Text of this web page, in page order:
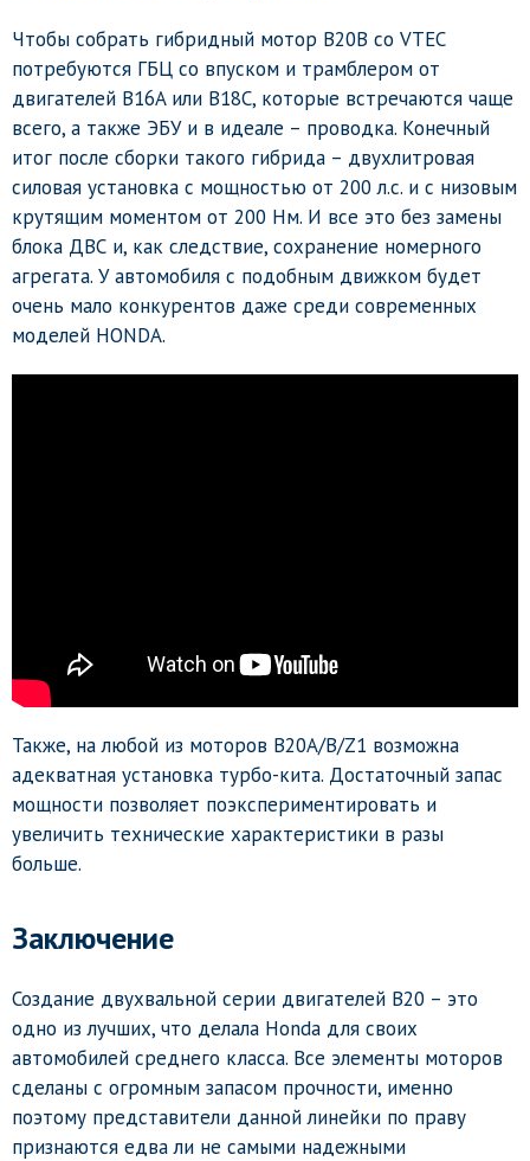
Чтобы собрать гибридный мотор B20B со VTEC
потребуются ГБЦ со впуском и трамблером от
двигателей B16A или B18C, которые встречаются чаще
всего, а также ЭБУ и в идеале – проводка. Конечный
итог после сборки такого гибрида – двухлитровая
силовая установка с мощностью от 200 л.с. и с низовым
крутящим моментом от 200 Нм. И все это без замены
блока ДВС и, как следствие, сохранение номерного
агрегата. У автомобиля с подобным движком будет
очень мало конкурентов даже среди современных
моделей HONDA.
Также, на любой из моторов B20A/B/Z1 возможна
адекватная установка турбо-кита. Достаточный запас
мощности позволяет поэкспериментировать и
увеличить технические характеристики в разы
больше.
Заключение
Создание двухвальной серии двигателей B20 – это
одно из лучших, что делала Honda для своих
автомобилей среднего класса. Все элементы моторов
сделаны с огромным запасом прочности, именно
поэтому представители данной линейки по праву
признаются едва ли не самыми надежными